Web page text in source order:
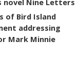
of Bird Island
addressing
Mark Minnie